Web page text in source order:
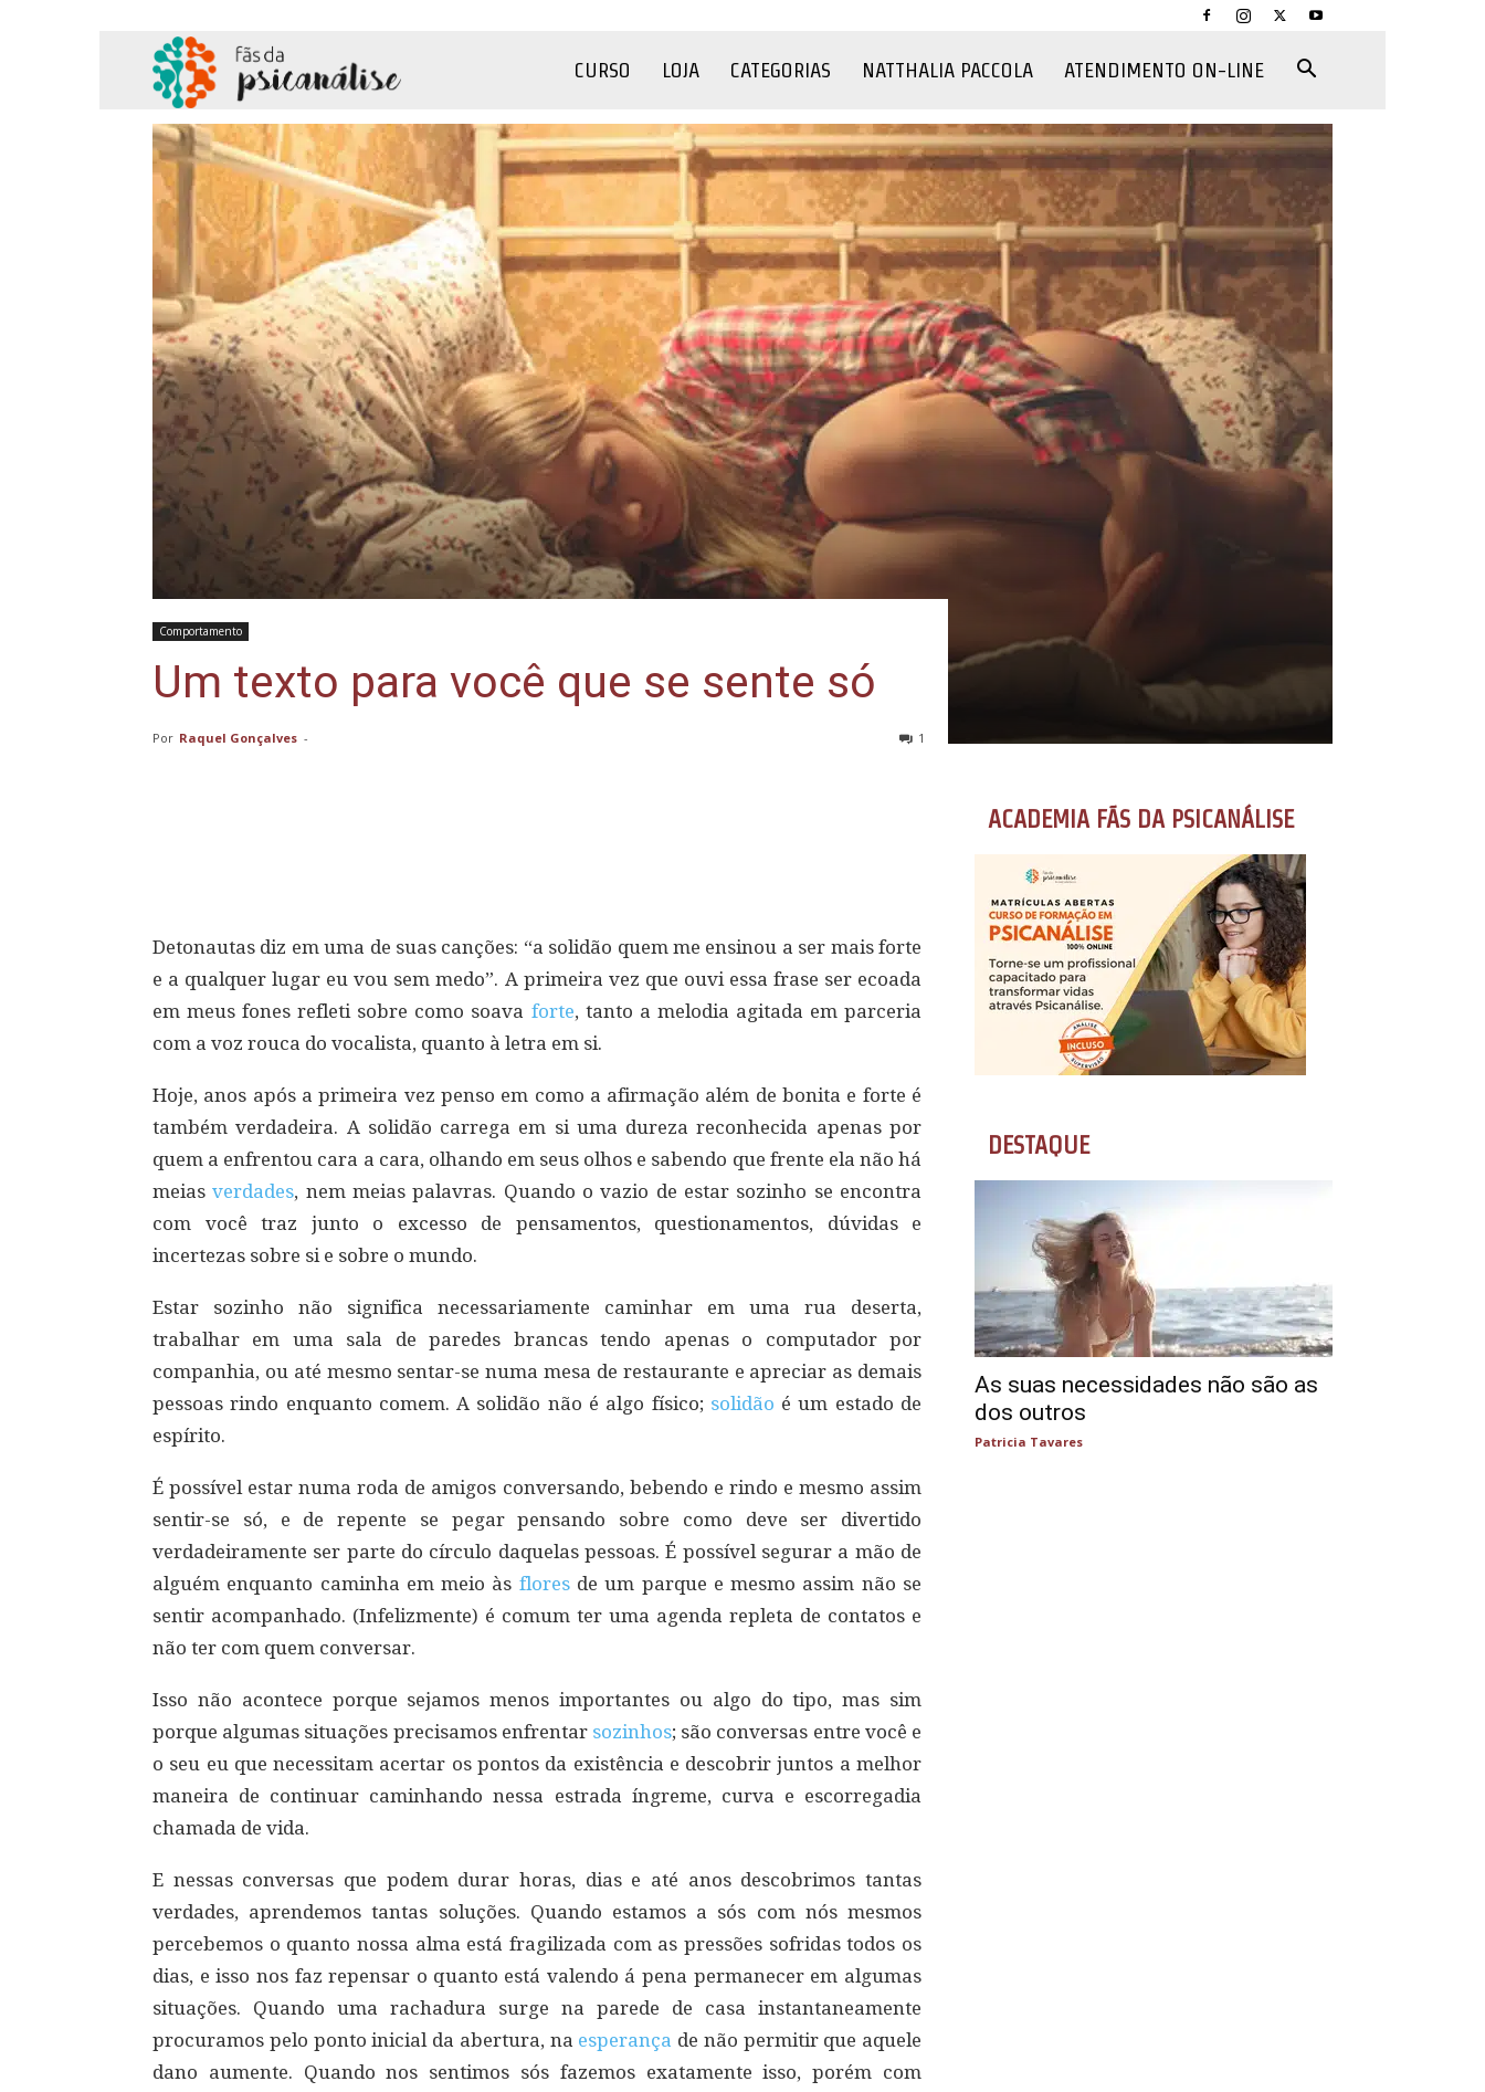
da
Psicanálise
CURSO LOJA CATEGORIAS NATTHALIA PACCOLA ATENDIMENTO ON-LINE
Comportamento
Um texto para você que se sente só
Por Raquel Gonçalves - 1
Detonautas diz em uma de suas canções: “a solidão quem me ensinou a ser mais forte
e a qualquer lugar eu vou sem medo”. A primeira vez que ouvi essa frase ser ecoada
em meus fones refleti sobre como soava forte, tanto a melodia agitada em parceria
com a voz rouca do vocalista, quanto à letra em si.
Hoje, anos após a primeira vez penso em como a afirmação além de bonita e forte é
também verdadeira. A solidão carrega em si uma dureza reconhecida apenas por
quem a enfrentou cara a cara, olhando em seus olhos e sabendo que frente ela não há
meiasverdades, nem meias palavras. Quando o vazio de estar sozinho se encontra
com você traz junto o excesso de pensamentos, questionamentos, dúvidas e
incertezas sobre si e sobre o mundo.
Estar sozinho não significa necessariamente caminhar em uma rua deserta,
trabalhar em uma sala de paredes brancas tendo apenas o computador por
companhia, ou até mesmo sentar-se numa mesa de restaurante e apreciar as demais
pessoas rindo enquanto comem. A solidão não é algo físico; solidão é um estado de
espírito.
É possível estar numa roda de amigos conversando, bebendo e rindo e mesmo assim
sentir-se só, e de repente se pegar pensando sobre como deve ser divertido
verdadeiramente ser parte do círculo daquelas pessoas. É possível segurar a mão de
alguém enquanto caminha em meio às floresde um parque e mesmo assim não se
sentir acompanhado. (Infelizmente) é comum ter uma agenda repleta de contatos e
não ter com quem conversar.
Isso não acontece porque sejamos menos importantes ou algo do tipo, mas sim
porque algumas situações precisamos enfrentar sozinhos; são conversas entre você e
o seu eu que necessitam acertar os pontos da existência e descobrir juntos a melhor
maneira de continuar caminhando nessa estrada íngreme, curva e escorregadia
chamada de vida.
E nessas conversas que podem durar horas, dias e até anos descobrimos tantas
verdades, aprendemos tantas soluções. Quando estamos a sós com nós mesmos
percebemos o quanto nossa alma está fragilizada com as pressões sofridas todos os
dias, e isso nos faz repensar o quanto está valendo á pena permanecer em algumas
situações. Quando uma rachadura surge na parede de casa instantaneamente
procuramos pelo ponto inicial da abertura, na esperança de não permitir que aquele
dano aumente. Quando nos sentimos sós fazemos exatamente isso, porém com
ACADEMIA FÃS DA PSICANÁLISE
DESTAQUE
As suas necessidades não são as
dos outros
Patricia Tavares